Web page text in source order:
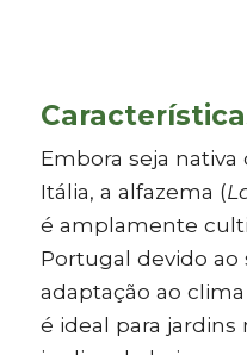
Embora seja nativa
Itália, a alfazema (
é amplamente
Portugal devido
adaptação ao
é ideal para